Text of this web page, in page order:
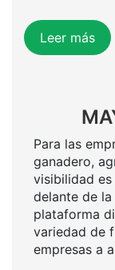
Leer más
Para las
ganadero,
visibilidad
delante de la
plataforma
variedad de
empresas a